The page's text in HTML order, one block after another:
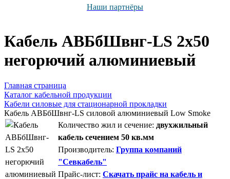
Наши партнёры
Кабель АВБбШвнг-LS 2х50
негорючий алюминиевый
Главная страница
Каталог кабельной продукции
Кабели силовые для стационарной прокладки
Кабель АВБбШвнг-LS силовой алюминиевый Low Smoke
Количество жил и сечение: двухжильный
кабель сечением 50 кв.мм
Производитель: Группа компаний
"Севкабель"
Прайс-лист: Скачать прайс на кабель и